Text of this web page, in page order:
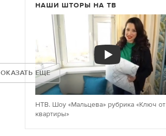
НАШИ ШТОРЫ НА ТВ
НТВ. Шоу «Мальцева» рубрика «Ключ от
квартиры»
ЕЩЕ